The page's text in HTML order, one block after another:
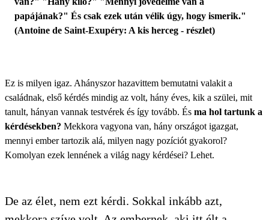
papájának?" És csak ezek után vélik úgy, hogy ismerik."
(Antoine de Saint-Exupéry: A kis herceg - részlet)
Ez is milyen igaz. Ahányszor hazavittem bemutatni valakit a
családnak, első kérdés mindig az volt, hány éves, kik a szülei, mit
tanult, hányan vannak testvérek és így tovább. És ma hol tartunk a
kérdésekben? Mekkora vagyona van, hány országot igazgat,
mennyi ember tartozik alá, milyen nagy pozíciót gyakorol?
Komolyan ezek lennének a világ nagy kérdései? Lehet.
De az élet, nem ezt kérdi. Sokkal inkább azt,